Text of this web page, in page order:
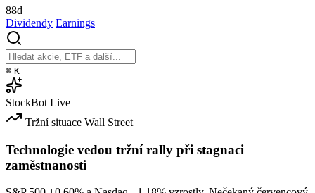
88d
Dividendy Earnings
⌘ K
StockBot Live
Tržní situace Wall Street
Technologie vedou tržní rally při stagnaci
zaměstnanosti